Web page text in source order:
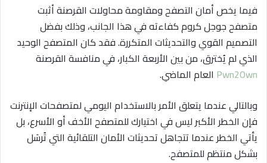
فيما يخص أمان التصفح ومقاومة محاولات القرصنة أثبت
متصفح جوجل كروم كفاءته في هذا الجانب، وذلك بفضل
التصميم القوي والتحديثات المتكررة. فقد كان المتصفح الوحيد
الذي لم يُخترق، من بين الأربعة الكبار، في منافسة القرصنة
Pwn2Own العام الماضي.
وبالتالي عندما يتعلق الأمر بالاستخدام اليومي لمتصفحات الإنترنت
فإن الخطر الأكبر ليس في اختيارك للمتصفح الأخف أو الأسرع، بل
يأتي الخطر عندما تتجاهل تحديثات الأمان التلقائية التي تُرسَل
بشكل منتظم للمتصفح.